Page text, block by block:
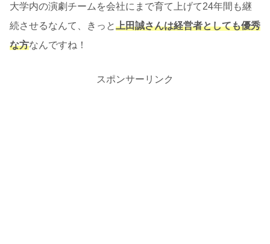
大学内の演劇チームを会社にまで育て上げて24年間も継
続させるなんて、きっと上田誠さんは経営者としても優秀
な方なんですね！
スポンサーリンク